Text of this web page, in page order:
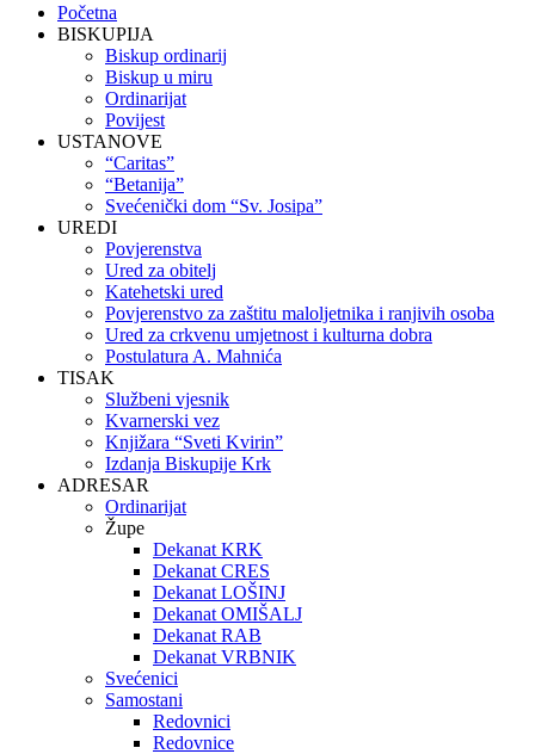
Primary
Menu
Skip
Početna
BISKUPIJA
Biskup ordinarij
Biskup u miru
Ordinarijat
Povijest
USTANOVE
“Caritas”
“Betanija”
Svećenički dom “Sv. Josipa”
UREDI
Povjerenstva
Ured za obitelj
Katehetski ured
Povjerenstvo za zaštitu maloljetnika i ranjivih osoba
Ured za crkvenu umjetnost i kulturna dobra
Postulatura A. Mahnića
TISAK
Službeni vjesnik
Kvarnerski vez
Knjižara “Sveti Kvirin”
Izdanja Biskupije Krk
ADRESAR
Ordinarijat
Župe
Dekanat KRK
Dekanat CRES
Dekanat LOŠINJ
Dekanat OMIŠALJ
Dekanat RAB
Dekanat VRBNIK
Svećenici
Samostani
Redovnici
Redovnice